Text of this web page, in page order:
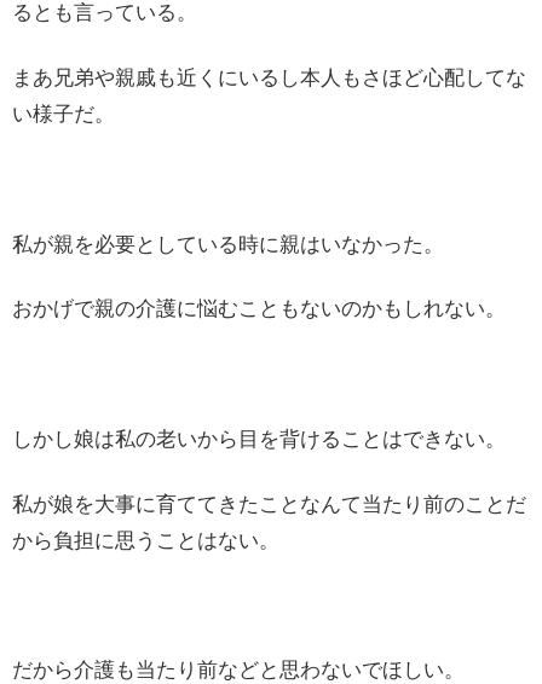
るとも言っている。
まあ兄弟や親戚も近くにいるし本人もさほど心配してな
い様子だ。
私が親を必要としている時に親はいなかった。
おかげで親の介護に悩むこともないのかもしれない。
しかし娘は私の老いから目を背けることはできない。
私が娘を大事に育ててきたことなんて当たり前のことだ
から負担に思うことはない。
だから介護も当たり前などと思わないでほしい。